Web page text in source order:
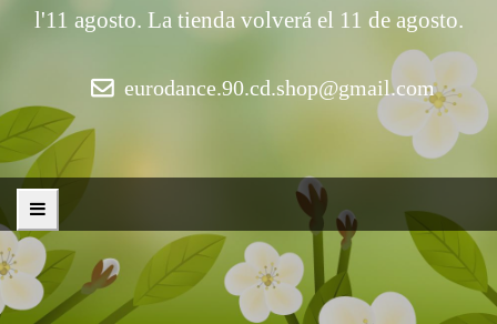
l'11 agosto. La tienda volverá el 11 de agosto.
eurodance.90.cd.shop@gmail.com